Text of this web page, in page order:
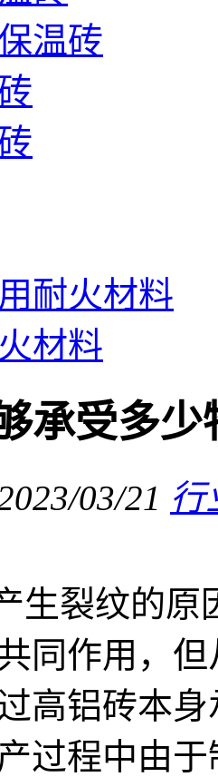
温砖
耐火材料
材料
承受多少
03/21 行
生裂纹的原
同作用，
高铝砖本
过程中由